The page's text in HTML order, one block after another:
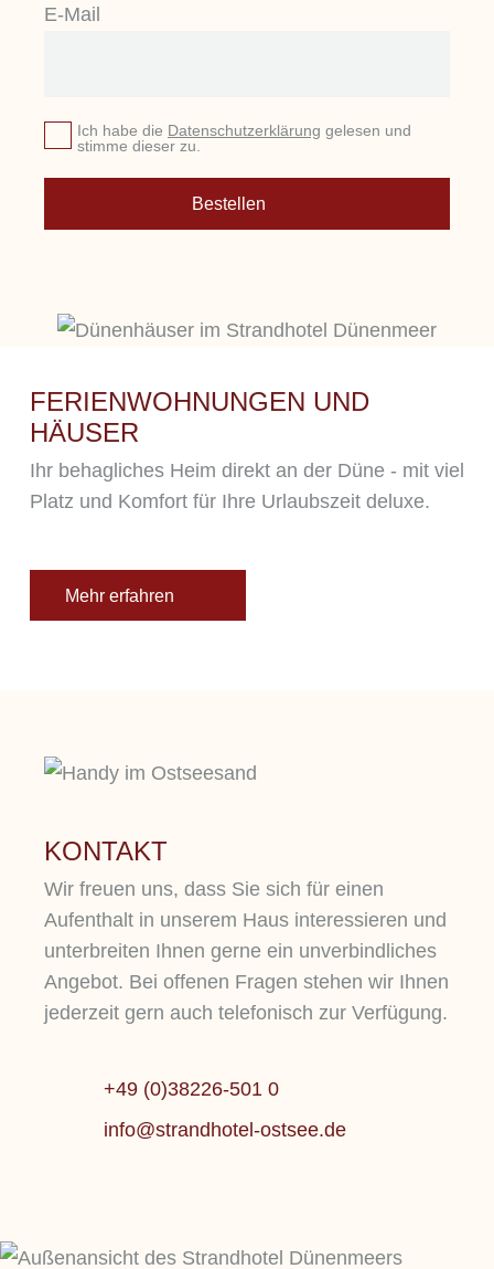
E-Mail
Ich habe die Datenschutzerklärung gelesen und
stimme dieser zu.
Bestellen
FERIENWOHNUNGEN UND
HÄUSER
Ihr behagliches Heim direkt an der Düne - mit viel
Platz und Komfort für Ihre Urlaubszeit deluxe.
Mehr erfahren
KONTAKT
Wir freuen uns, dass Sie sich für einen
Aufenthalt in unserem Haus interessieren und
unterbreiten Ihnen gerne ein unverbindliches
Angebot. Bei offenen Fragen stehen wir Ihnen
jederzeit gern auch telefonisch zur Verfügung.
+49 (0)38226-501 0
info@strandhotel-ostsee.de